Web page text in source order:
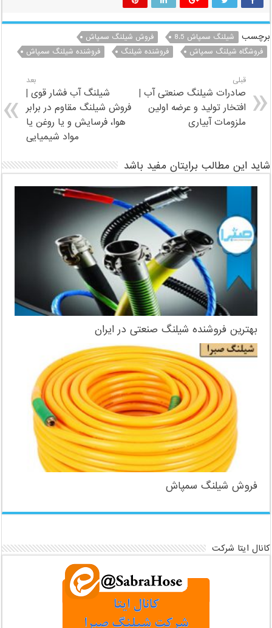
برچسب شیلنگ سمپاش 8.5
فروش شیلنگ سمپاش
فروشگاه شیلنگ سمپاش
فروشنده شیلنگ فروشنده شیلنگ سمپاش
قبلی
صادرات شیلنگ صنعتی آب |
افتخار توليد و عرضه اولين
ملزومات آبیاری
بعد
شیلنگ آب فشار قوی |
فروش شیلنگ مقاوم در برابر
هوا، فرسایش و یا روغن یا
مواد شیمیایی
شاید این مطالب برایتان مفید باشد
بهترین فروشنده شیلنگ صنعتی در ایران
فروش شیلنگ سمپاش
کانال ایتا شرکت